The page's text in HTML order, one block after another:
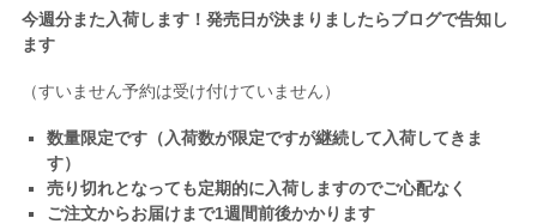
今週分また入荷します！発売日が決まりましたらブログで告知し
ます
（すいません予約は受け付けていません）
数量限定です（入荷数が限定ですが継続して入荷してきま
す）
売り切れとなっても定期的に入荷しますのでご心配なく
ご注文からお届けまで1週間前後かかります